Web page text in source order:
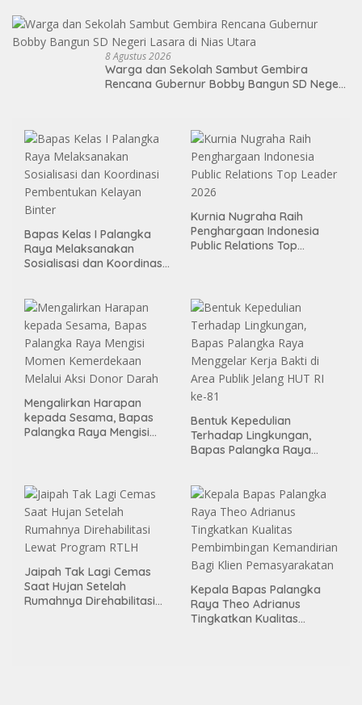
8 Agustus 2026
Warga dan Sekolah Sambut Gembira
Rencana Gubernur Bobby Bangun SD Negeri
Bapas Kelas I Palangka
Raya Melaksanakan
Sosialisasi dan Koordinasi
Kurnia Nugraha Raih
Penghargaan Indonesia
Public Relations Top
Mengalirkan Harapan
kepada Sesama, Bapas
Palangka Raya Mengisi
Bentuk Kepedulian
Terhadap Lingkungan,
Bapas Palangka Raya
ke-81
Jaipah Tak Lagi Cemas
Saat Hujan Setelah
Rumahnya Direhabilitasi
Kepala Bapas Palangka
Raya Theo Adrianus
Tingkatkan Kualitas